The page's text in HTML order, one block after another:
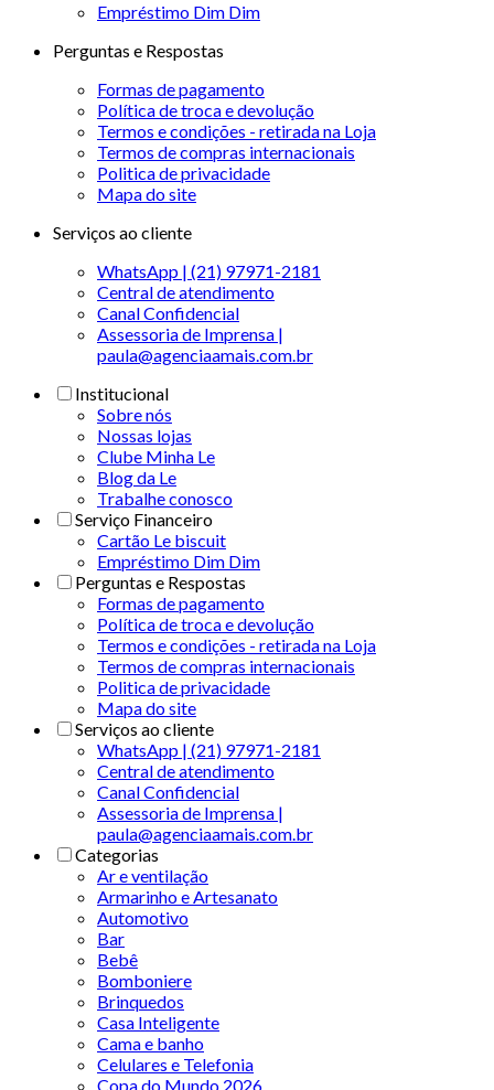
Empréstimo Dim Dim
Perguntas e Respostas
Formas de pagamento
Política de troca e devolução
Termos e condições - retirada na Loja
Termos de compras internacionais
Politica de privacidade
Mapa do site
Serviços ao cliente
WhatsApp | (21) 97971-2181
Central de atendimento
Canal Confidencial
Assessoria de Imprensa |
paula@agenciaamais.com.br
Institucional
Sobre nós
Nossas lojas
Clube Minha Le
Blog da Le
Trabalhe conosco
Serviço Financeiro
Cartão Le biscuit
Empréstimo Dim Dim
Perguntas e Respostas
Formas de pagamento
Política de troca e devolução
Termos e condições - retirada na Loja
Termos de compras internacionais
Politica de privacidade
Mapa do site
Serviços ao cliente
WhatsApp | (21) 97971-2181
Central de atendimento
Canal Confidencial
Assessoria de Imprensa |
paula@agenciaamais.com.br
Categorias
Ar e ventilação
Armarinho e Artesanato
Automotivo
Bar
Bebê
Bomboniere
Brinquedos
Casa Inteligente
Cama e banho
Celulares e Telefonia
Copa do Mundo 2026